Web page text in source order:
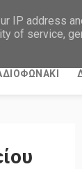
IP address
of service,